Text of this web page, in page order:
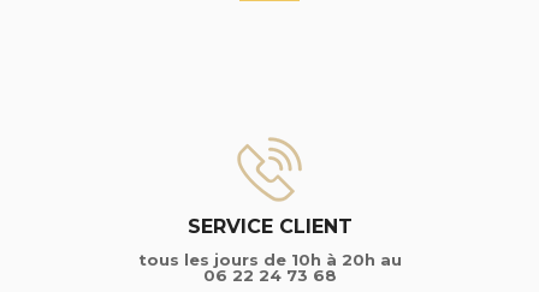
SERVICE CLIENT
tous les jours de 10h à 20h au
06 22 24 73 68